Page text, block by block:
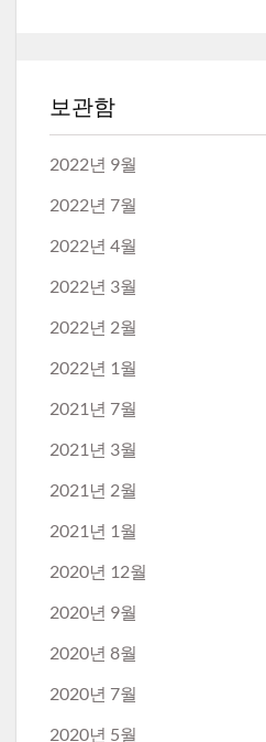
보관함
2022년 9월
2022년 7월
2022년 4월
2022년 3월
2022년 2월
2022년 1월
2021년 7월
2021년 3월
2021년 2월
2021년 1월
2020년 12월
2020년 9월
2020년 8월
2020년 7월
2020년 5월